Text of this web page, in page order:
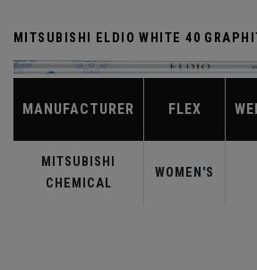
MITSUBISHI ELDIO WHITE 40
MANUFACTURER FLEX
MITSUBISHI
CHEMICAL
WOMEN'S